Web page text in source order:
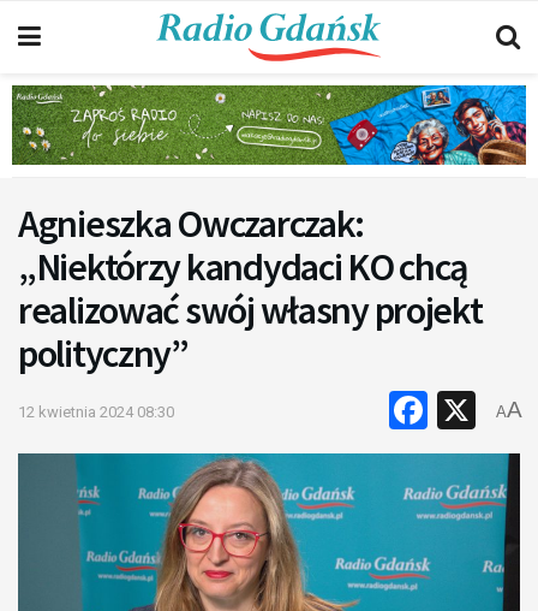
Agnieszka Owczarczak:
„Niektórzy kandydaci KO chcą
realizować swój własny projekt
polityczny”
12 kwietnia 2024 08:30 X
AA